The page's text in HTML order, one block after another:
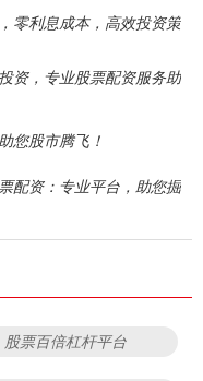
零利息成本，高效投资策
资，专业股票配资服务助
您股市腾飞！
配资：专业平台，助您掘
股票百倍杠杆平台